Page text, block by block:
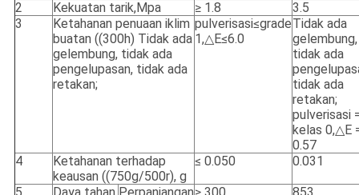
2
Kekuatan tarik,Mpa ≥ 1.8
3.5
3
Ketahanan penuaan iklim
buatan ((300h) Tidak ada
gelembung, tidak ada
pengelupasan, tidak ada
retakan;
pulverisasi≤grade
1,△E≤6.0
Tidak ada
gelembung,
tidak ada
tidak ada
retakan;
pulverisasi
kelas 0,△E
0.57
4
Ketahanan terhadap
keausan ((750g/500r), g
≤ 0.050 0.031